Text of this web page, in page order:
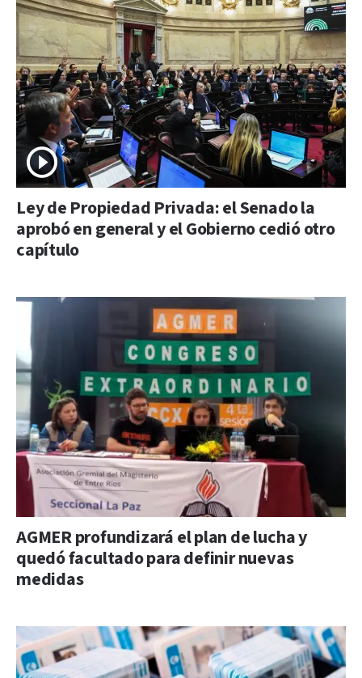
Ley de Propiedad Privada: el Senado la
aprobó en general y el Gobierno cedió otro
capítulo
AGMER profundizará el plan de lucha y
quedó facultado para definir nuevas
medidas